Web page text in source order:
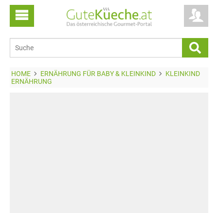
HOME ERNÄHRUNG FÜR BABY & KLEINKIND
KLEINKIND
ERNÄHRUNG